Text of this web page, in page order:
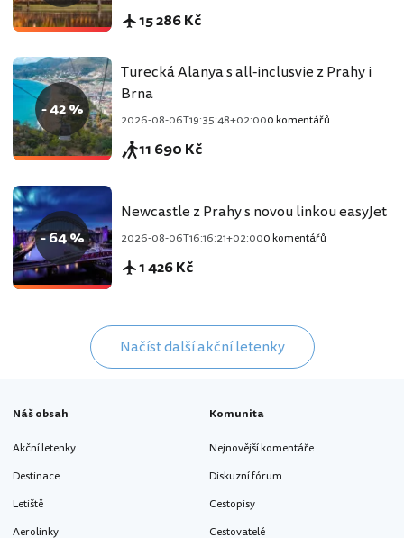
15 286 Kč
- 42 %
Turecká Alanya s all-inclusvie z Prahy i
Brna
2026-08-06T19:35:48+02:000 komentářů
11 690 Kč
- 64 %
Newcastle z Prahy s novou linkou easyJet
2026-08-06T16:16:21+02:000 komentářů
1 426 Kč
Načíst další akční letenky
Náš obsah
Akční letenky
Destinace
Letiště
Aerolinky
Komunita
Nejnovější komentáře
Diskuzní fórum
Cestopisy
Cestovatelé